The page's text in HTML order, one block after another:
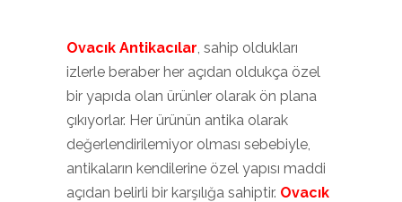
Ovacık Antikacılar, sahip oldukları
izlerle beraber her açıdan oldukça özel
bir yapıda olan ürünler olarak ön plana
çıkıyorlar. Her ürünün antika olarak
değerlendirilemiyor olması sebebiyle,
antikaların kendilerine özel yapısı maddi
açıdan belirli bir karşılığa sahiptir. Ovacık